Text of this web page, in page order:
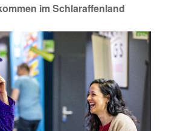
im Schlaraffenland